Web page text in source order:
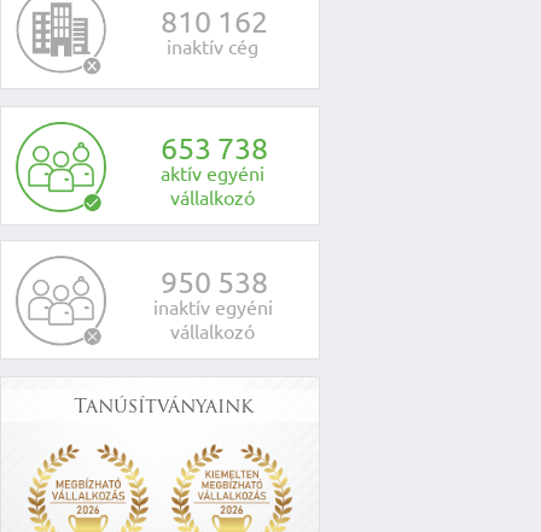
810 162
inaktív cég
653 738
aktív egyéni
vállalkozó
950 538
inaktív egyéni
vállalkozó
Tanúsítványaink